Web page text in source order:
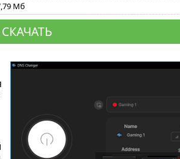
Мб
СКАЧАТЬ